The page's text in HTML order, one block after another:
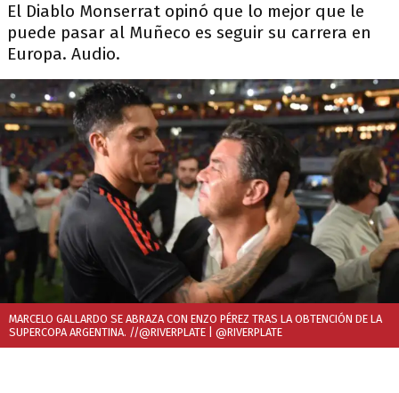
El Diablo Monserrat opinó que lo mejor que le
puede pasar al Muñeco es seguir su carrera en
Europa. Audio.
MARCELO GALLARDO SE ABRAZA CON ENZO PÉREZ TRAS LA OBTENCIÓN DE LA
SUPERCOPA ARGENTINA. //@RIVERPLATE | @RIVERPLATE